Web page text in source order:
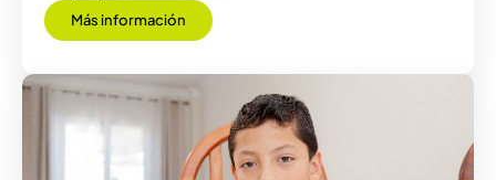
Más información